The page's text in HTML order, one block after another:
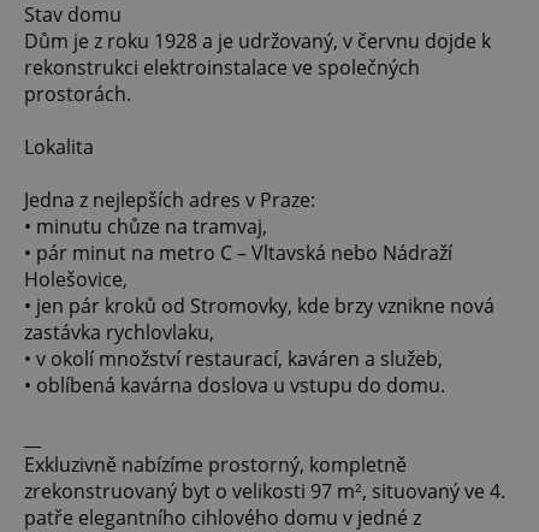
Stav domu
Dům je z roku 1928 a je udržovaný, v červnu dojde k
rekonstrukci elektroinstalace ve společných
prostorách.
Lokalita
Jedna z nejlepších adres v Praze:
• minutu chůze na tramvaj,
• pár minut na metro C – Vltavská nebo Nádraží
Holešovice,
• jen pár kroků od Stromovky, kde brzy vznikne nová
zastávka rychlovlaku,
• v okolí množství restaurací, kaváren a služeb,
• oblíbená kavárna doslova u vstupu do domu.
Exkluzivně nabízíme prostorný, kompletně
zrekonstruovaný byt o velikosti 97 m², situovaný ve 4.
patře elegantního cihlového domu v jedné z